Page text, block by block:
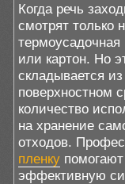
Когда речь
смотрят только
или картон. Но
складывается
поверхностном
количество
на хранение
отходов.
пленку
эффективную